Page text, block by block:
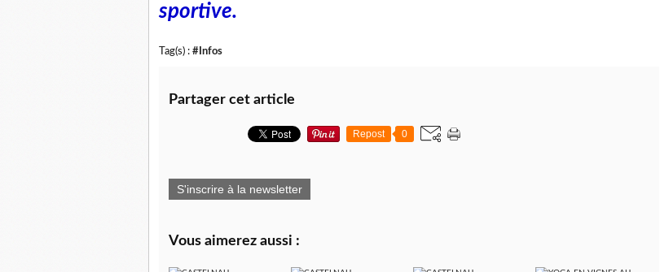
sportive.
Tag(s) : #Infos
Partager cet article
Repost 0
S'inscrire à la newsletter
Vous aimerez aussi :